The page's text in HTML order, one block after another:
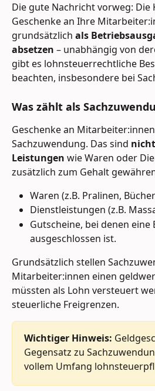
Die gute Nachricht vorweg: Die
Geschenke an Ihre
grundsätzlich als
absetzen – unabhängig von
gibt es lohnsteuerrechtliche
beachten, insbesondere bei
Was zählt als
Geschenke an
Sachzuwendung. Das sind
Leistungen wie Waren oder
zusätzlich zum Gehalt
Waren (z.B. Pralinen,
Dienstleistungen (z.B.
Gutscheine, bei denen eine
ausgeschlossen ist.
Grundsätzlich stellen
Mitarbeiter:innen einen
müssten als Lohn versteuert
steuerliche Freigrenzen.
Wichtiger Hinweis:
Gegensatz zu
vollem Umfang